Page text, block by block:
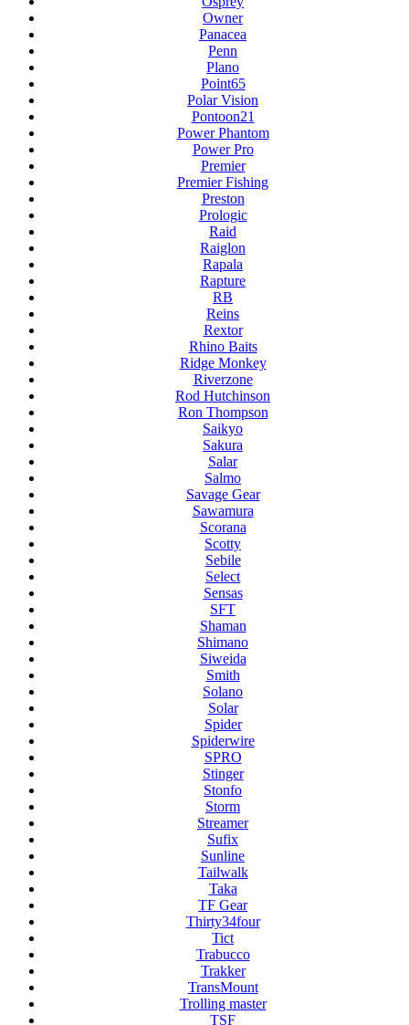
Owner
Panacea
Penn
Plano
Point65
Polar Vision
Pontoon21
Power Phantom
Power Pro
Premier
Premier Fishing
Preston
Prologic
Raid
Raiglon
Rapala
Rapture
RB
Reins
Rextor
Rhino Baits
Ridge Monkey
Riverzone
Rod Hutchinson
Ron Thompson
Saikyo
Sakura
Salar
Salmo
Savage Gear
Sawamura
Scorana
Scotty
Sebile
Select
Sensas
SFT
Shaman
Shimano
Siweida
Smith
Solano
Solar
Spider
Spiderwire
SPRO
Stinger
Stonfo
Storm
Streamer
Sufix
Sunline
Tailwalk
Taka
TF Gear
Thirty34four
Tict
Trabucco
Trakker
TransMount
Trolling master
TSF